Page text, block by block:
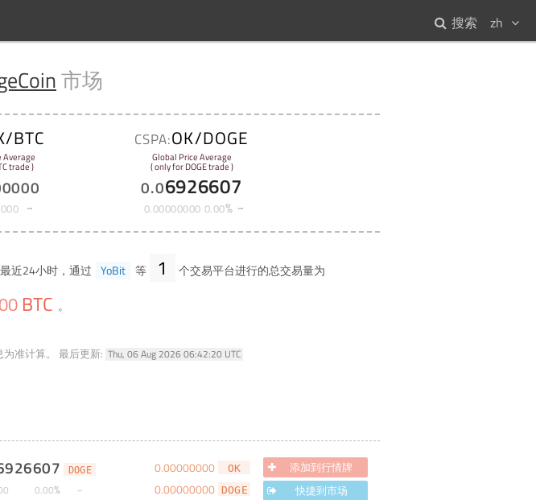
zh
搜索
市场
BTC
Average
trade )
CSPA:OK/DOGE
Global Price Average
( only for DOGE trade )
0.06926607
0.00000000 0.00%
近24小时，通过 YoBit 等 1 个交易平台进行的总交易量为
BTC 。
准计算。 最后更新: Thu, 06 Aug 2026 06:42:20 UTC
DOGE
0.00%
0.00000000 OK
0.00000000 DOGE
添加到行情牌
快捷到市场